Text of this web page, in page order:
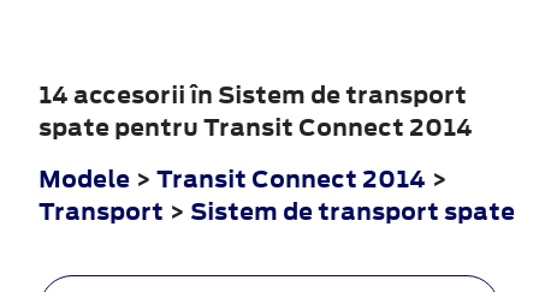
14 accesorii în Sistem de transport
spate pentru Transit Connect 2014
Modele > Transit Connect 2014 >
Transport > Sistem de transport spate